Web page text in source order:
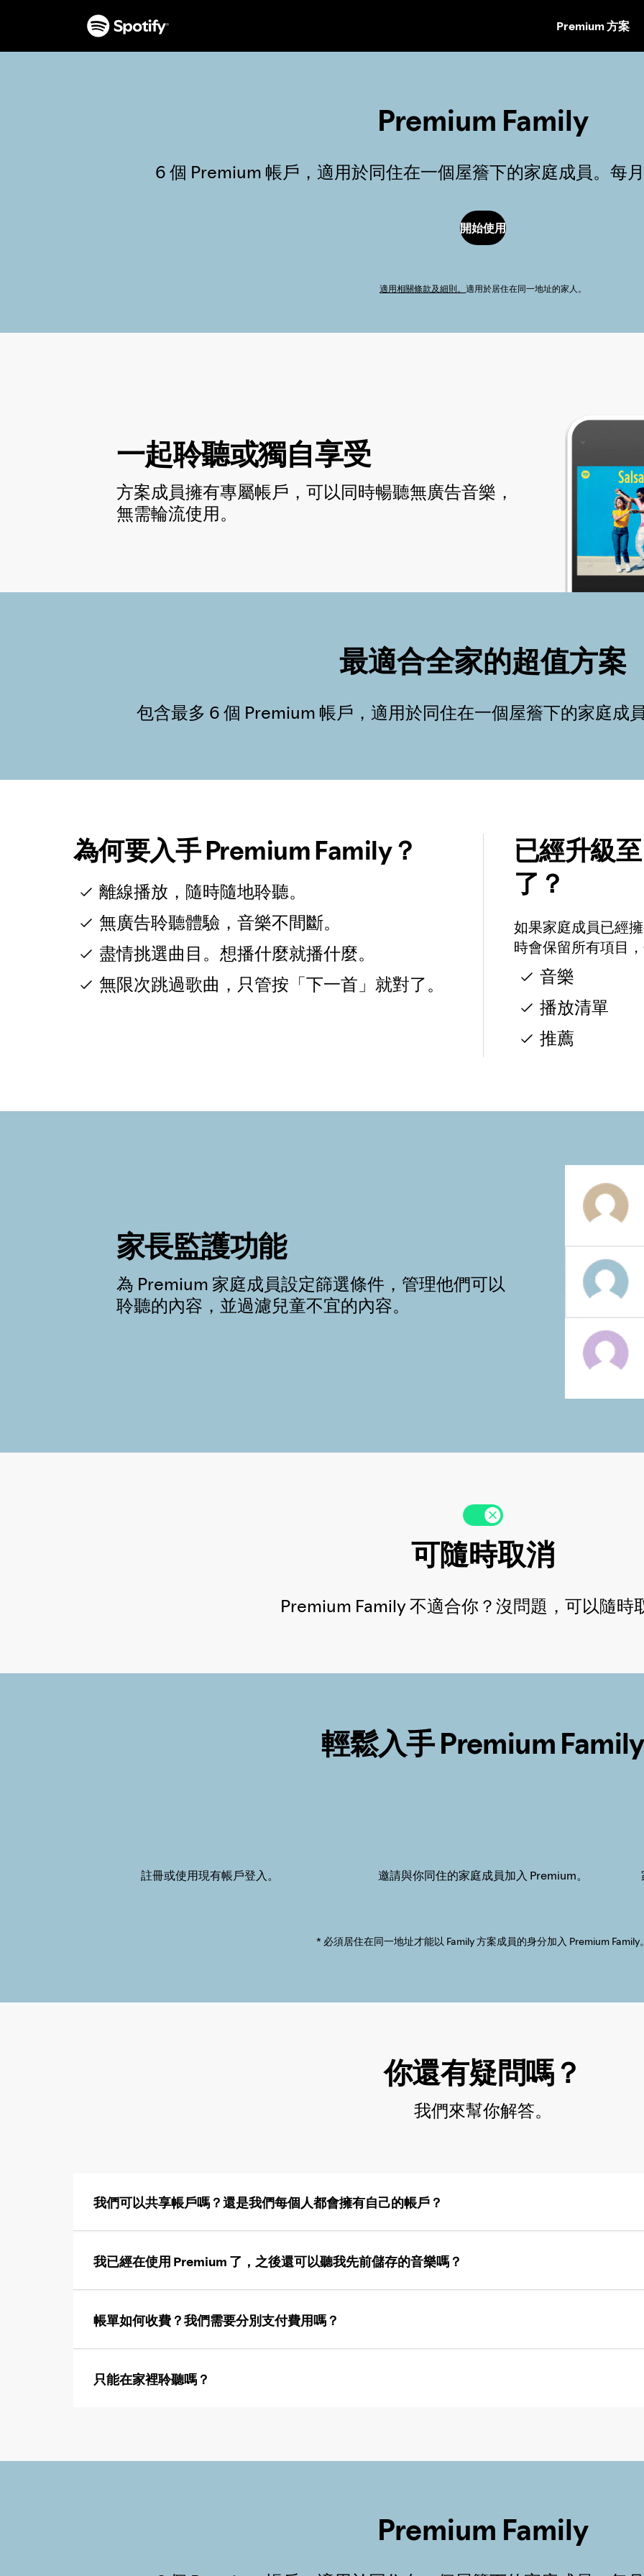
至
Premium 方案
Premium Family
6 個 Premium 帳戶，適用於同住在一個屋簷下的家庭成員。每
開始使用
適用相關條款及細則。 適用於居住在同一地址的家人。
一起聆聽或獨自享受
方案成員擁有專屬帳戶，可以同時暢聽無廣告音樂，
無需輪流使用。
最適合全家的超值方案
包含最多 6 個 Premium 帳戶，適用於同住在一個屋簷下的家庭成
為何要入手 Premium Family？
離線播放，隨時隨地聆聽。
無廣告聆聽體驗，音樂不間斷。
盡情挑選曲目。想播什麼就播什麼。
無限次跳過歌曲，只管按「下一首」就對了。
已經升級
了？
如果家庭成員已經
時會保留所有項目
音樂
播放清單
推薦
家長監護功能
為 Premium 家庭成員設定篩選條件，管理他們可以
聆聽的內容，並過濾兒童不宜的內容。
可隨時取消
Premium Family 不適合你？沒問題，可以隨時
輕鬆入手 Premium Family
註冊或使用現有帳戶登入。 邀請與你同住的家庭成員加入 Premium。
* 必須居住在同一地址才能以 Family 方案成員的身分加入 Premium Family
你還有疑問嗎？
我們來幫你解答。
我們可以共享帳戶嗎？還是我們每個人都會擁有自己的帳戶？
我已經在使用 Premium 了，之後還可以聽我先前儲存的音樂嗎？
帳單如何收費？我們需要分別支付費用嗎？
只能在家裡聆聽嗎？
Premium Family